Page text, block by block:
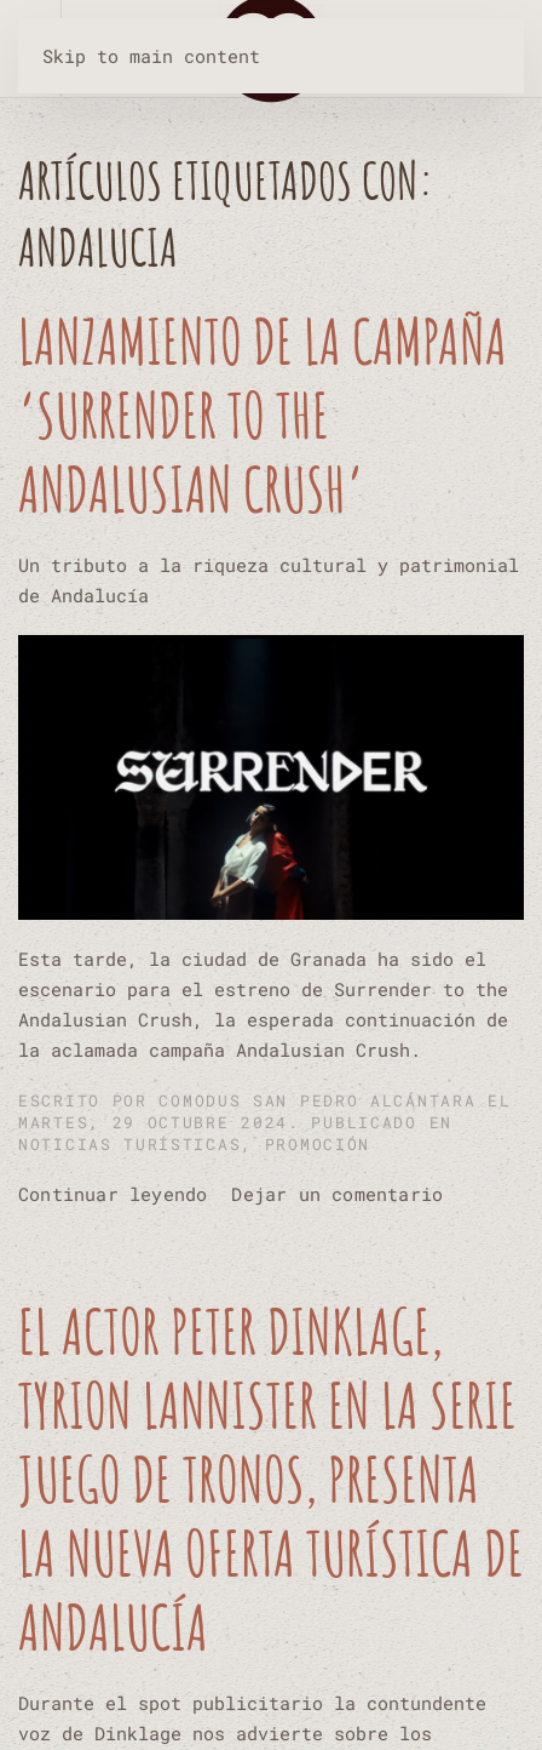
Skip to main content
ARTÍCULOS ETIQUETADOS CON:
ANDALUCIA
LANZAMIENTO DE LA CAMPAÑA
‘SURRENDER TO THE
ANDALUSIAN CRUSH’
Un tributo a la riqueza cultural y patrimonial
de Andalucía
Esta tarde, la ciudad de Granada ha sido el
escenario para el estreno de Surrender to the
Andalusian Crush, la esperada continuación de
la aclamada campaña Andalusian Crush.
ESCRITO PORCOMODUS SAN PEDRO ALCÁNTARA EL
MARTES, 29 OCTUBRE 2024. PUBLICADO EN
NOTICIAS TURÍSTICAS , PROMOCIÓN
Continuar leyendo Dejar un comentario
EL ACTOR PETER DINKLAGE,
TYRION LANNISTER EN LA SERIE
JUEGO DE TRONOS, PRESENTA
LA NUEVA OFERTA TURÍSTICA DE
ANDALUCÍA
Durante el spot publicitario la contundente
voz de Dinklage nos advierte sobre los